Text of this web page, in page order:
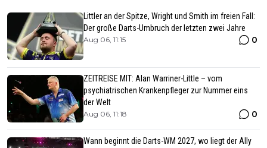
Littler an der Spitze, Wright und Smith im freien Fall:
Der große Darts-Umbruch der letzten zwei Jahre
Aug 06, 11:15 0
ZEITREISE MIT: Alan Warriner-Little – vom
psychiatrischen Krankenpfleger zur Nummer eins
der Welt
Aug 06, 11:18 0
Wann beginnt die Darts-WM 2027, wo liegt der Ally